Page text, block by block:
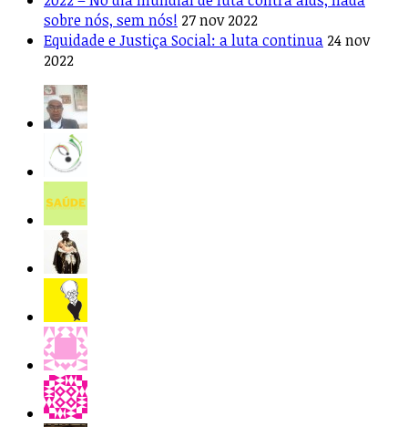
sobre nós, sem nós! 27 nov 2022
Equidade e Justiça Social: a luta continua 24 nov
2022